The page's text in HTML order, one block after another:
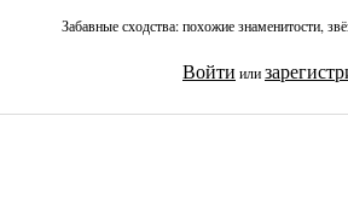
Забавные сходства: похожие знаменитости,
Войти или